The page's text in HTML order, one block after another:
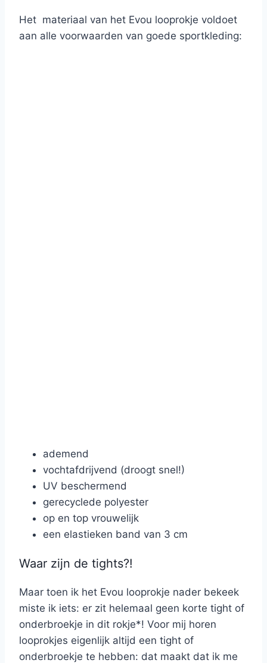
Het materiaal van het Evou looprokje voldoet
aan alle voorwaarden van goede sportkleding:
ademend
vochtafdrijvend (droogt snel!)
UV beschermend
gerecyclede polyester
op en top vrouwelijk
een elastieken band van 3 cm
Waar zijn de tights?!
Maar toen ik het Evou looprokje nader bekeek
miste ik iets: er zit helemaal geen korte tight of
onderbroekje in dit rokje*! Voor mij horen
looprokjes eigenlijk altijd een tight of
onderbroekje te hebben: dat maakt dat ik me